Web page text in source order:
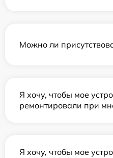
Можно ли
Я хочу, чтобы мое
ремонтировали при
Я хочу, чтобы мое